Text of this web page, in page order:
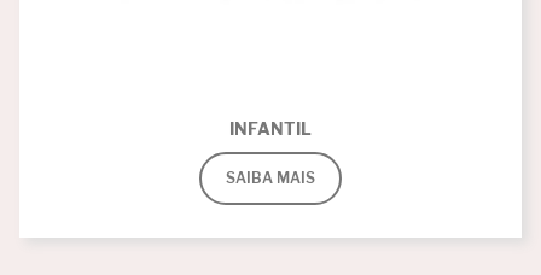
INFANTIL
SAIBA MAIS